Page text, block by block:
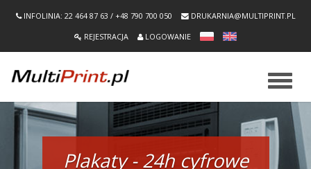
INFOLINIA: 22 464 87 63 / +48 790 700 050
DRUKARNIA@MULTIPRINT.PL
REJESTRACJA
LOGOWANIE
Plakaty - 24h cyfrowe